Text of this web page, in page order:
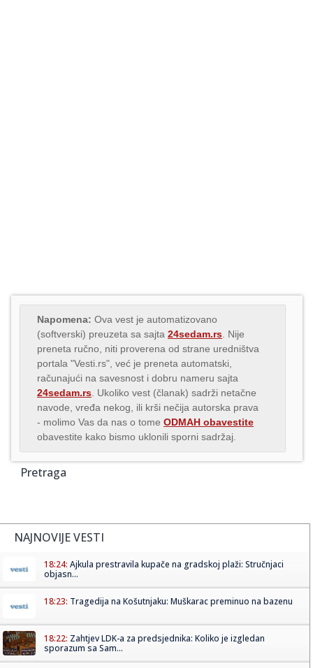
Napomena: Ova vest je automatizovano
(softverski) preuzeta sa sajta 24sedam.rs . Nije
preneta ručno, niti proverena od strane uredništva
portala "Vesti.rs", već je preneta automatski,
računajući na savesnost i dobru nameru sajta
24sedam.rs . Ukoliko vest (članak) sadrži netačne
navode, vređa nekog, ili krši nečija autorska prava
- molimo Vas da nas o tome ODMAH obavestite
obavestite kako bismo uklonili sporni sadržaj.
Pretraga
NAJNOVIJE VESTI
18:24: Ajkula prestravila kupače na gradskoj plaži: Stručnjaci
objasn...
18:23: Tragedija na Košutnjaku: Muškarac preminuo na bazenu
18:22: Zahtjev LDK-a za predsjednika: Koliko je izgledan
sporazum sa Sam...